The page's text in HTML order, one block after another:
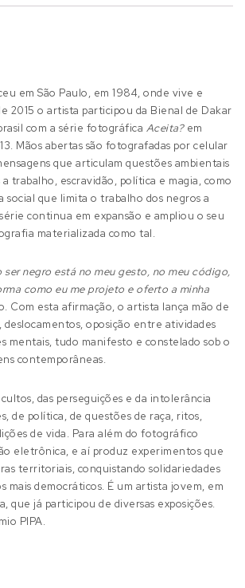
em São Paulo, em 1984, onde vive e
2015 o artista participou da Bienal de Dakar
com a série fotográfica Aceita?em
Mãos abertas são fotografadas por celular
que articulam questões ambientais
a trabalho, escravidão, política e magia, como
social que limita o trabalho dos negros a
continua em expansão e ampliou o seu
materializada como tal.
ser negro está no meu gesto, no meu código,
como eu me projeto e oferto a minha
Com esta afirmação, o artista lança mão de
deslocamentos, oposição entre atividades
mentais, tudo manifesto e constelado sob o
contemporâneas.
das perseguições e da intolerância
de política, de questões de raça, ritos,
de vida. Para além do fotográfico
eletrônica, e aí produz experimentos que
territoriais, conquistando solidariedades
mais democráticos. É um artista jovem, em
que já participou de diversas exposições.
PIPA.